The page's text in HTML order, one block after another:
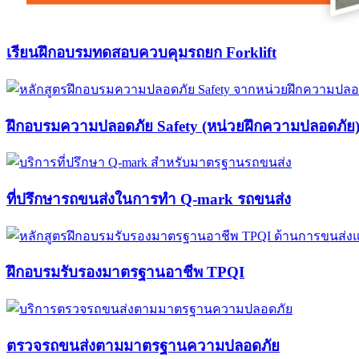
เรียนฝึกอบรมทดสอบควบคุมรถยก Forklift​
ฝึกอบรมความปลอดภัย Safety (หน่วยฝึกความปลอดภัย)
ที่ปรึกษารถขนส่งในการทำ Q-mark รถขนส่ง​​
ฝึกอบรมรับรองมาตรฐานอาชีพ TPQI​
ตรวจรถขนส่งตามมาตรฐานความปลอดภัย​